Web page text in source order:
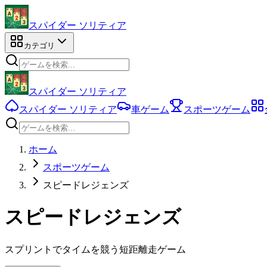
スパイダー ソリティア
カテゴリ
スパイダー ソリティア
スパイダー ソリティア
車ゲーム スポーツゲーム
ホーム
スポーツゲーム
スピードレジェンズ
スピードレジェンズ
スプリントでタイムを競う短距離走ゲーム